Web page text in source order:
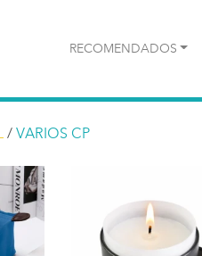
RECOMENDADOS
/ VARIOS CP